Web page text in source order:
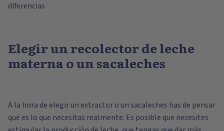
diferencias
Elegir un recolector de leche
materna o un sacaleches
A la hora de elegir un extractor o un sacaleches has de pensar
qué es lo que necesitas realmente. Es posible que necesites